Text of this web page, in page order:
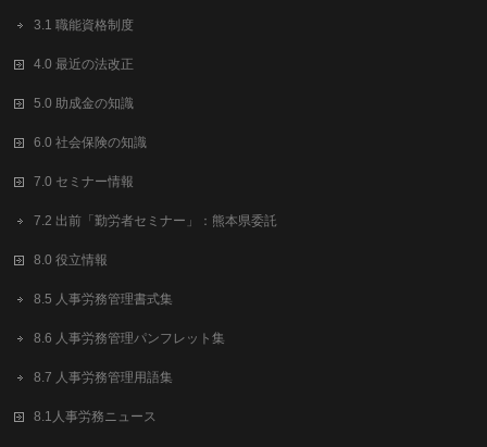
3.1 職能資格制度
4.0 最近の法改正
5.0 助成金の知識
6.0 社会保険の知識
7.0 セミナー情報
7.2 出前「勤労者セミナー」：熊本県委託
8.0 役立情報
8.5 人事労務管理書式集
8.6 人事労務管理パンフレット集
8.7 人事労務管理用語集
8.1人事労務ニュース